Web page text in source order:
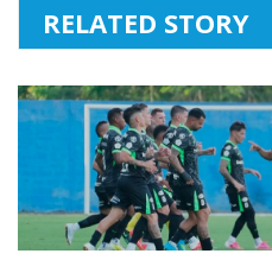
RELATED STORY